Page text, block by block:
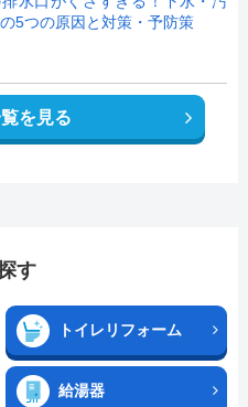
5つの原因と対策・予防策
を見る
す
トイレリフォーム
給湯器